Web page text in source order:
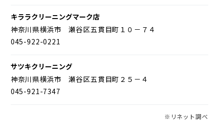
キララクリーニングマーク店
神奈川県横浜市 瀬谷区五貫目町１０－７４
045-922-0221
サツキクリーニング
神奈川県横浜市 瀬谷区五貫目町２５－４
045-921-7347
※リネット調べ